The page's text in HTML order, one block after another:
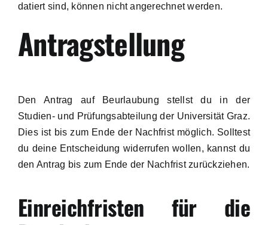
datiert sind, können nicht angerechnet werden.
Antragstellung
Den Antrag auf Beurlaubung stellst du in der
Studien- und Prüfungsabteilung der Universität Graz.
Dies ist bis zum Ende der Nachfrist möglich. Solltest
du deine Entscheidung widerrufen wollen, kannst du
den Antrag bis zum Ende der Nachfrist zurückziehen.
Einreichfristen für die